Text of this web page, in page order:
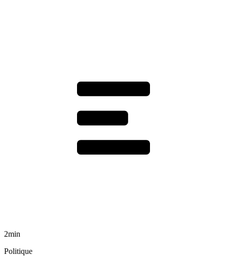
2min
Politique